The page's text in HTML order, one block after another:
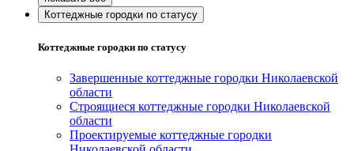
Коттеджные городки по статусу
Коттеджные городки по статусу
Завершенные коттеджные городки Николаевской
области
Строящиеся коттеджные городки Николаевской
области
Проектируемые коттеджные городки